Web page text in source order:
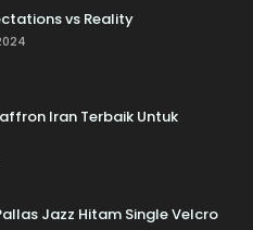
vs Reality
Iran Terbaik Untuk
Jazz Hitam Single Velcro